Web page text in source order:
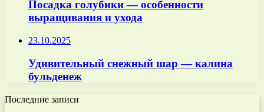
Посадка голубики — особенности
выращивания и ухода
23.10.2025
Удивительный снежный шар — калина
бульденеж
Последние записи